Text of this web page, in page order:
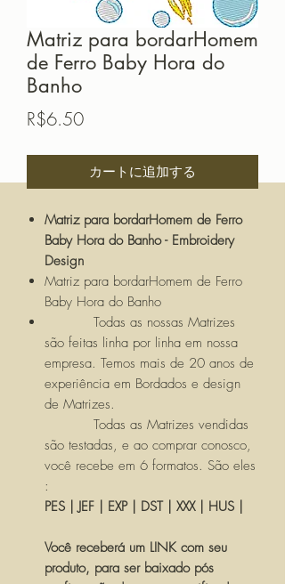
Matriz para bordarHomem
de Ferro Baby Hora do
Banho
R$6.50価
カートに追加する
Matriz para bordarHomem de Ferro
Baby Hora do Banho - Embroidery
Design
Matriz para bordarHomem de Ferro
Baby Hora do Banho
Todas as nossas Matrizes
são feitas linha por linha em nossa
empresa. Temos mais de 20 anos de
experiência em Bordados e design
de Matrizes.
Todas as Matrizes vendidas
são testadas, e ao comprar conosco,
você recebe em 6 formatos. São eles
:
PES | JEF | EXP | DST | XXX | HUS |
Você receberá um LINK com seu
produto, para ser baixado pós